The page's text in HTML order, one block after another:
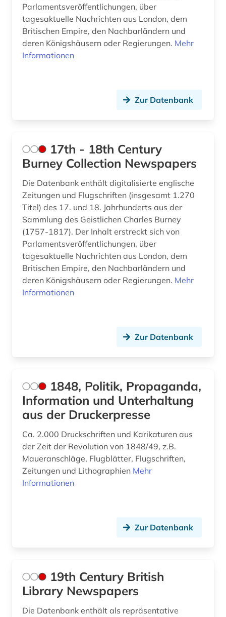
betriebsführung (1)
betriebsorganisation (1)
betriebswirtschaft (3)
biblische studien (1)
bilanz (1)
bild (3)
bildarchiv (1)
bildbearbeitung (2)
bilddatenbank (8)
bildnis (1)
biodiversität (1)
biograf (1)
biografie (6)
biographie (10)
biographien (1)
biologie (1)
botanik (1)
branchenberichte (2)
brasilien (1)
Suedosteuropa (2)
Thueringen (1)
Parlamentsveröffentlichungen, über
tagesaktuelle Nachrichten aus London, dem
Britischen Empire, den Nachbarländern und
deren Königshäusern oder Regierungen. Mehr
Informationen
Zur Datenbank
17th - 18th Century
Burney Collection Newspapers
Die Datenbank enthält digitalisierte englische
Zeitungen und Flugschriften (insgesamt 1.270
Titel) des 17. und 18. Jahrhunderts aus der
Sammlung des Geistlichen Charles Burney
(1757-1817). Der Inhalt erstreckt sich von
Parlamentsveröffentlichungen, über
tagesaktuelle Nachrichten aus London, dem
Britischen Empire, den Nachbarländern und
deren Königshäusern oder Regierungen. Mehr
Informationen
Zur Datenbank
1848, Politik, Propaganda,
Information und Unterhaltung
aus der Druckerpresse
Ca. 2.000 Druckschriften und Karikaturen aus
der Zeit der Revolution von 1848/49, z.B.
Maueranschläge, Flugblätter, Flugschriften,
Zeitungen und Lithographien Mehr
Informationen
Zur Datenbank
19th Century British
Library Newspapers
Die Datenbank enthält als repräsentative